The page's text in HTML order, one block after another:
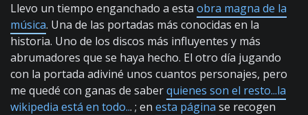
Llevo un tiempo enganchado a esta obra magna de la
música. Una de las portadas más conocidas en la
historia. Uno de los discos más influyentes y más
abrumadores que se haya hecho. El otro día jugando
con la portada adiviné unos cuantos personajes, pero
me quedé con ganas de saberquienes son el resto...la
wikipedia está en todo... ; en esta página se recogen